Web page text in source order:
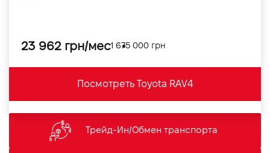
23 962 грн/мес1 675 000 грн
Посмотреть Toyota RAV4
Трейд-Ин/Обмен транспорта